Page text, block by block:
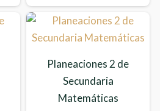
Planeaciones 2 de
Secundaria
Matemáticas